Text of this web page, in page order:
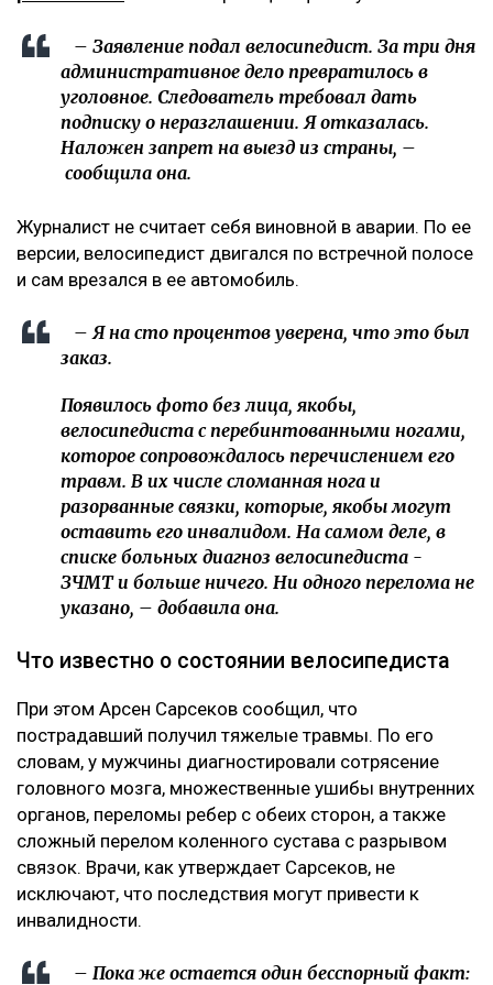
– Заявление подал велосипедист. За три дня
административное дело превратилось в
уголовное. Следователь требовал дать
подписку о неразглашении. Я отказалась.
Наложен запрет на выезд из страны, –
сообщила она.
Журналист не считает себя виновной в аварии. По ее
версии, велосипедист двигался по встречной полосе
и сам врезался в ее автомобиль.
– Я на сто процентов уверена, что это был
заказ.
Появилось фото без лица, якобы,
велосипедиста с перебинтованными ногами,
которое сопровождалось перечислением его
травм. В их числе сломанная нога и
разорванные связки, которые, якобы могут
оставить его инвалидом. На самом деле, в
списке больных диагноз велосипедиста -
ЗЧМТ и больше ничего. Ни одного перелома не
указано, – добавила она.
Что известно о состоянии велосипедиста
При этом Арсен Сарсеков сообщил, что
пострадавший получил тяжелые травмы. По его
словам, у мужчины диагностировали сотрясение
головного мозга, множественные ушибы внутренних
органов, переломы ребер с обеих сторон, а также
сложный перелом коленного сустава с разрывом
связок. Врачи, как утверждает Сарсеков, не
исключают, что последствия могут привести к
инвалидности.
– Пока же остается один бесспорный факт: